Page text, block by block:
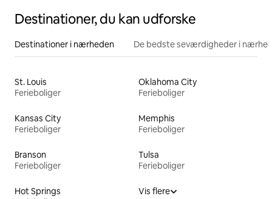
Destinationer, du kan udforske
Destinationer i nærheden De bedste seværdigheder i
St. Louis
Ferieboliger
Oklahoma City
Ferieboliger
Kansas City
Ferieboliger
Memphis
Ferieboliger
Branson
Ferieboliger
Tulsa
Ferieboliger
Hot Springs
Vis flere